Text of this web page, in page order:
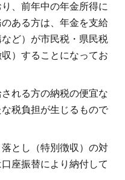
、前年中の年金所得に
ある方は、年金を支給
ど）が市民税・県民税
）することになってお
れる方の納税の便宜な
税負担が生じるもので
とし（特別徴収）の対
座振替により納付して